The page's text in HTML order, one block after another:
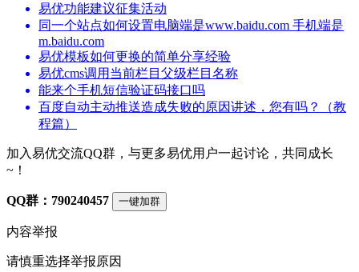
易优功能建议征集活动
同一个站点如何设置电脑端是www.baidu.com 手机端是
m.baidu.com
易优模板如何更换的简单分享经验
易优cms调用当前栏目父级栏目名称
能来个手机短信验证码接口吗
百度自动主动推送造成失败的原因讲述，您有吗？（教
程篇）
加入易优交流QQ群，与更多易优用户一起讨论，共同成长
~！
QQ群：790240457 一键加群
内容举报
请慎重选择举报原因